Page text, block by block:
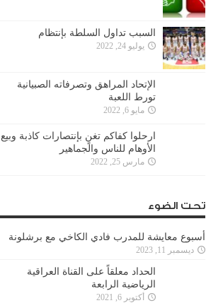
السبب تداول السلطة بإنتظام
يوليو 24, 2022
الإتحاد المراهق وتصرفاته الصبيانية
تورط اللعبة
مايو 6, 2022
ارحلوا كفاكم تغنٍ بإنتصارات كاذبة وبيع
الأوهام للناس والجماهير
مارس 25, 2022
تحت الضوء
أسبوع معايشة للمدرب فادي الكاخي مع برشلونة
ديسمبر 11, 2023
الحداد معلقاً على القناة العراقية
الرياضية الرابعة
أكتوبر 6, 2021